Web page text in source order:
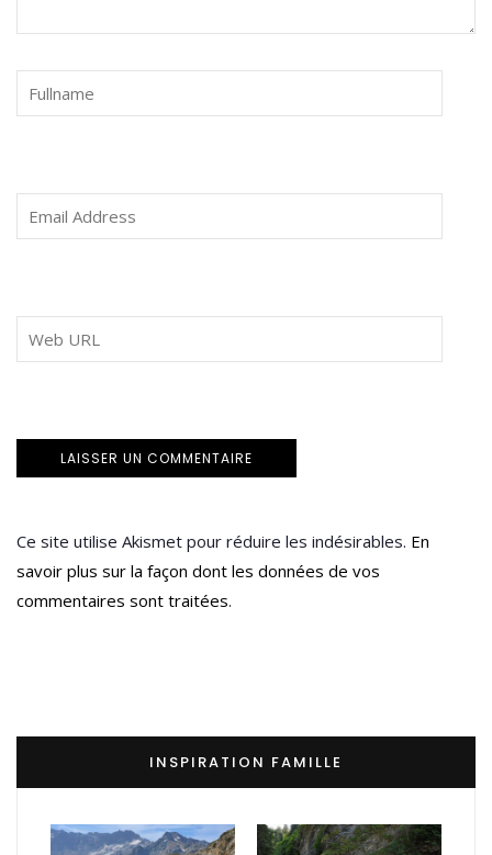
Ce site utilise Akismet pour réduire les indésirables. En
savoir plus sur la façon dont les données de vos
commentaires sont traitées.
INSPIRATION FAMILLE